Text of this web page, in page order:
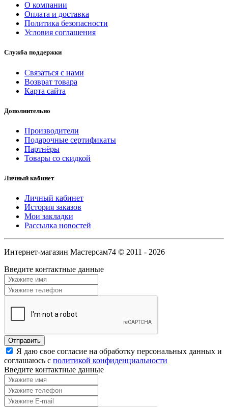
О компании
Оплата и доставка
Политика безопасности
Условия соглашения
Служба поддержки
Связаться с нами
Возврат товара
Карта сайта
Дополнительно
Производители
Подарочные сертификаты
Партнёры
Товары со скидкой
Личный кабинет
Личный кабинет
История заказов
Мои закладки
Рассылка новостей
Интернет-магазин Мастерсам74 © 2011 - 2026
Введите контактные данные
Я даю свое согласие на обработку персональных данных и
соглашаюсь с политикой конфиденциальности
Введите контактные данные